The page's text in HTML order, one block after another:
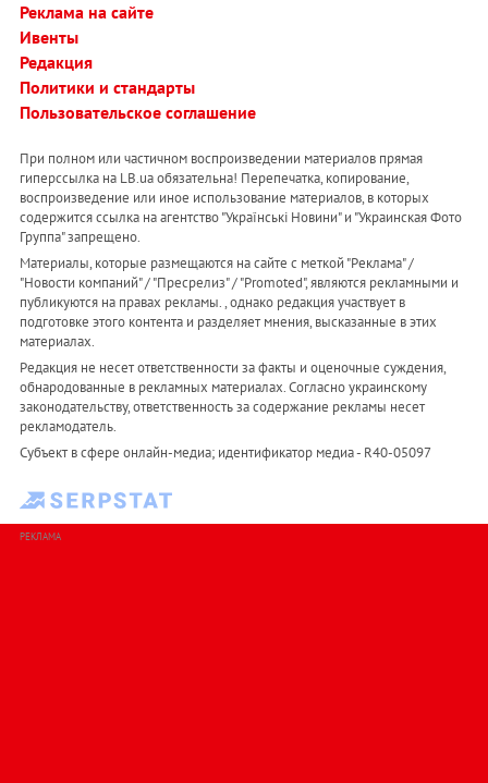
Реклама на сайте
Ивенты
Редакция
Политики и стандарты
Пользовательское соглашение
При полном или частичном воспроизведении материалов прямая
гиперссылка на LB.ua обязательна! Перепечатка, копирование,
воспроизведение или иное использование материалов, в которых
содержится ссылка на агентство "Українськi Новини" и "Украинская Фото
Группа" запрещено.
Материалы, которые размещаются на сайте с меткой "Реклама" /
"Новости компаний" / "Пресрелиз" / "Promoted", являются рекламными и
публикуются на правах рекламы. , однако редакция участвует в
подготовке этого контента и разделяет мнения, высказанные в этих
материалах.
Редакция не несет ответственности за факты и оценочные суждения,
обнародованные в рекламных материалах. Согласно украинскому
законодательству, ответственность за содержание рекламы несет
рекламодатель.
Субъект в сфере онлайн-медиа; идентификатор медиа - R40-05097
РЕКЛАМА